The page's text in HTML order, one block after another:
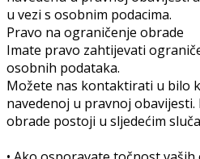
u vezi s osobnim podacima.
Pravo na ograničenje obrade
Imate pravo zahtijevati
osobnih podataka.
Možete nas kontaktirati u bilo
navedenoj u pravnoj
obrade postoji u sljedećim